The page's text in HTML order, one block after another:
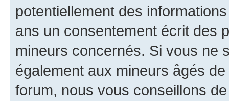
potentiellement des
ans un consentement écrit des
mineurs concernés. Si vous ne
également aux mineurs âgés
forum, nous vous conseillons